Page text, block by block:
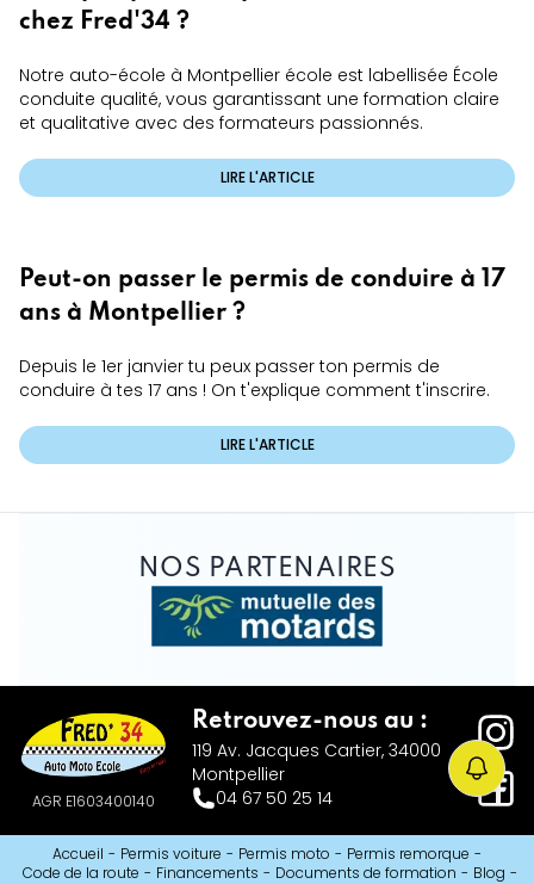
chez Fred'34 ?
Notre auto-école à Montpellier école est labellisée École
conduite qualité, vous garantissant une formation claire
et qualitative avec des formateurs passionnés.
LIRE L'ARTICLE
Peut-on passer le permis de conduire à 17
ans à Montpellier ?
Depuis le 1er janvier tu peux passer ton permis de
conduire à tes 17 ans ! On t'explique comment t'inscrire.
LIRE L'ARTICLE
NOS PARTENAIRES
AGR E1603400140
Retrouvez-nous au :
119 Av. Jacques Cartier, 34000
Montpellier
04 67 50 25 14
Accueil - Permis voiture - Permis moto - Permis remorque -
Code de la route - Financements - Documents de formation - Blog -